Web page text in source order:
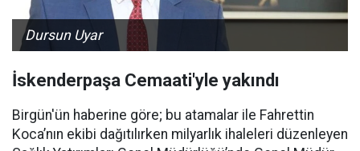
Dursun Uyar
İskenderpaşa Cemaati'yle yakındı
Birgün'ün haberine göre; bu atamalar ile Fahrettin
Koca’nın ekibi dağıtılırken milyarlık ihaleleri düzenleyen